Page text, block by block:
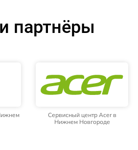
партнёры
Сервисный центр Acer в
Нижнем Новгороде